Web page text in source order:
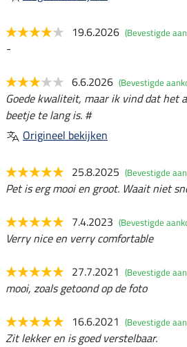
19.6.2026 (Bevestigde
-
6.6.2026 (Bevestigde
Goede kwaliteit, maar ik vind dat het
beetje te lang is. #
Origineel bekijken
25.8.2025 (Bevestigde
Pet is erg mooi en groot. Waait niet
7.4.2023 (Bevestigde
Verry nice en verry comfortable
27.7.2021 (Bevestigde
mooi, zoals getoond op de foto
16.6.2021 (Bevestigde
Zit lekker en is goed verstelbaar.